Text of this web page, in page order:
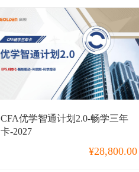
CFA优学智通计划2.0-畅学三年
卡-2027
¥28,800.00